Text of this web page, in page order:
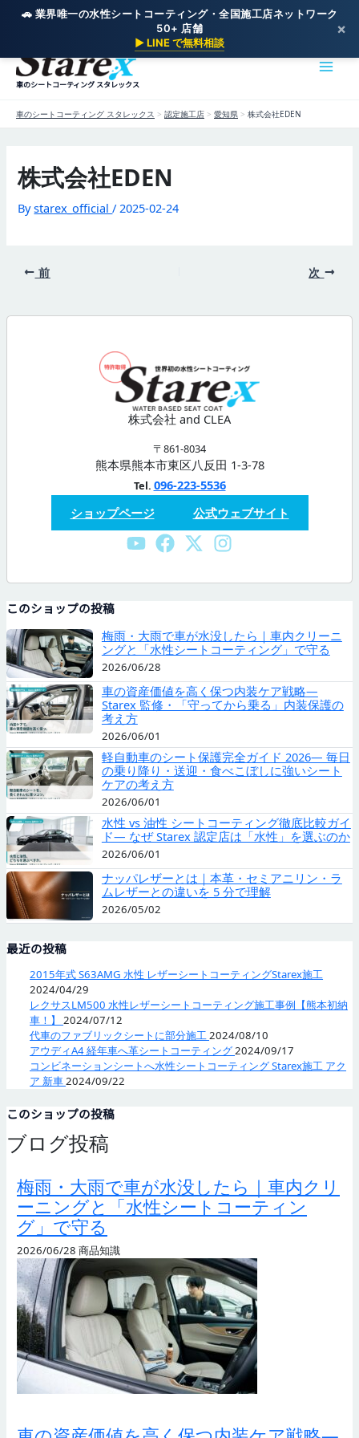
🚗 業界唯一の水性シートコーティング・全国施工店ネットワーク
50+ 店舗
▶ LINE で無料相談
×
容
車のシートコーティング スタレックス
車のシートコーティング スタレックス > 認定施工店 > 愛知県 > 株式会社EDEN
株式会社EDEN
Bystarex_official/ 2025-02-24
前 次
株式会社 and CLEA
〒861-8034
熊本県熊本市東区八反田 1-3-78
Tel. 096-223-5536
ショップページ
公式ウェブサイト
このショップの投稿
梅雨・大雨で車が水没したら｜車内クリーニ
ングと「水性シートコーティング」で守る
2026/06/28
車の資産価値を高く保つ内装ケア戦略—
Starex 監修・「守ってから乗る」内装保護の
考え方
2026/06/01
軽自動車のシート保護完全ガイド 2026— 毎日
の乗り降り・送迎・食べこぼしに強いシート
ケアの考え方
2026/06/01
水性 vs 油性 シートコーティング徹底比較ガイ
ド— なぜ Starex 認定店は「水性」を選ぶのか
2026/06/01
ナッパレザーとは｜本革・セミアニリン・ラ
ムレザーとの違いを 5 分で理解
2026/05/02
最近の投稿
2015年式 S63AMG 水性 レザーシートコーティングStarex施工
2024/04/29
レクサスLM500 水性レザーシートコーティング施工事例【熊本初納
車！】2024/07/12
代車のファブリックシートに部分施工2024/08/10
アウディA4 経年車へ革シートコーティング2024/09/17
コンビネーションシートへ水性シートコーティング Starex施工 アク
ア 新車2024/09/22
このショップの投稿
ブログ投稿
梅雨・大雨で車が水没したら｜車内クリ
ーニングと「水性シートコーティン
グ」で守る
2026/06/28 商品知識